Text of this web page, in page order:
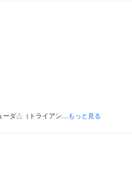
ーダ△（トライアン…もっと見る